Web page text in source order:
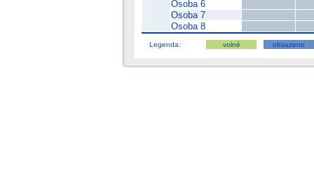
Osoba 6
Osoba 7
Osoba 8
Legenda: volné obsazeno